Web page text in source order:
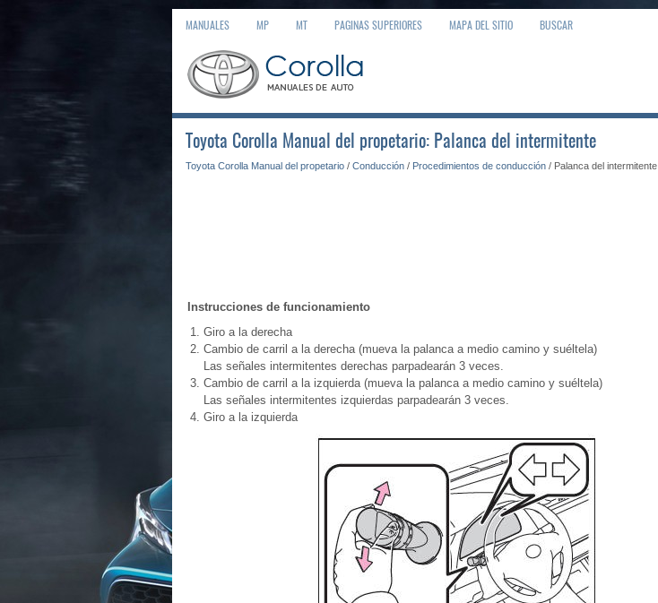
MANUALES MP MT PAGINAS SUPERIORES MAPA DEL SITIO BUSCAR
Toyota Corolla Manual del propetario: Palanca del intermitente
Toyota Corolla Manual del propetario / Conducción / Procedimientos de conducción / Palanca del intermitente
Instrucciones de funcionamiento
Giro a la derecha
Cambio de carril a la derecha (mueva la palanca a medio camino y suéltela)
Las señales intermitentes derechas parpadearán 3 veces.
Cambio de carril a la izquierda (mueva la palanca a medio camino y suéltela)
Las señales intermitentes izquierdas parpadearán 3 veces.
Giro a la izquierda